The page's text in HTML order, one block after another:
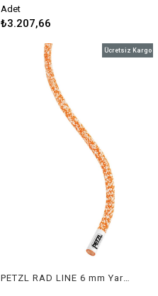
Adet
₺3.207,66
Ücretsiz Kargo